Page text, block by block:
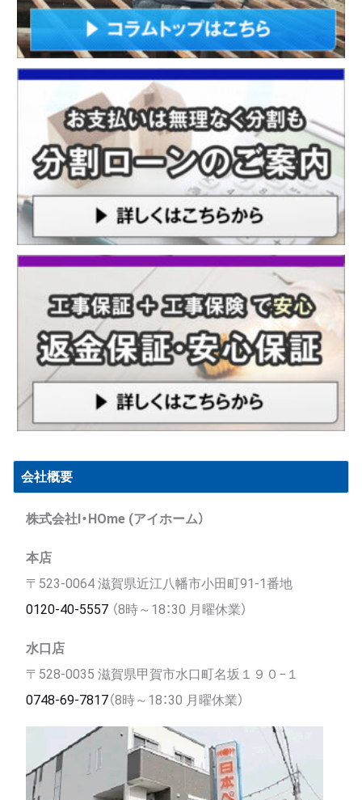
会社概要
株式会社I・HOme (アイホーム）
本店
〒523-0064 滋賀県近江八幡市小田町91-1番地
0120-40-5557（8時～18：30 月曜休業）
水口店
〒528-0035 滋賀県甲賀市水口町名坂１９０−１
0748-69-7817（8時～18：30 月曜休業）